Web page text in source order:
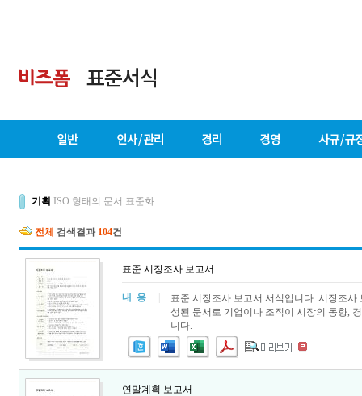
기획 ISO 형태의 문서 표준화
전체 검색결과 104건
표준 시장조사 보고서
내 용
표준 시장조사 보고서 서식입니다. 시장조
성된 문서로 기업이나 조직이 시장의 동향,
니다.
연말계획 보고서